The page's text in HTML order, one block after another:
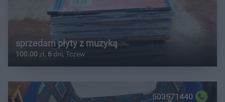
sprzedam płyty z muzyką
100.00 zł, 6dni, Tczew
503571440